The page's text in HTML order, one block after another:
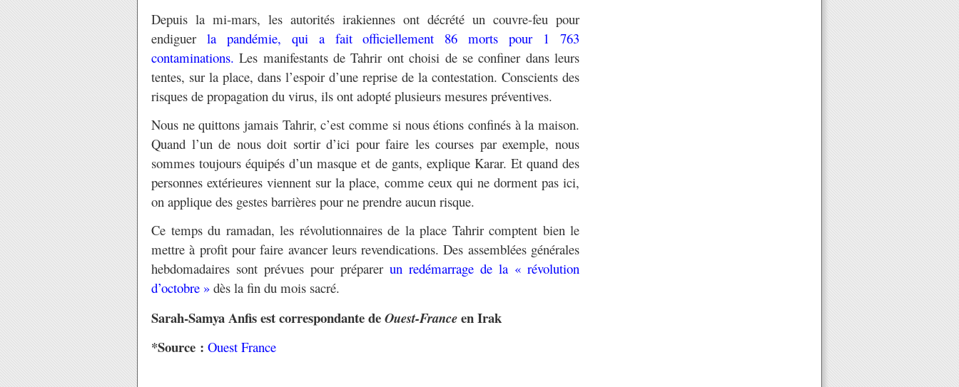
Depuis la mi-mars, les autorités irakiennes ont décrété un couvre-feu pour
endiguer la pandémie, qui a fait officiellement 86 morts pour 1 763
contaminations. Les manifestants de Tahrir ont choisi de se confiner dans leurs
tentes, sur la place, dans l’espoir d’une reprise de la contestation. Conscients des
risques de propagation du virus, ils ont adopté plusieurs mesures préventives.
Nous ne quittons jamais Tahrir, c’est comme si nous étions confinés à la maison.
Quand l’un de nous doit sortir d’ici pour faire les courses par exemple, nous
sommes toujours équipés d’un masque et de gants, explique Karar. Et quand des
personnes extérieures viennent sur la place, comme ceux qui ne dorment pas ici,
on applique des gestes barrières pour ne prendre aucun risque.
Ce temps du ramadan, les révolutionnaires de la place Tahrir comptent bien le
mettre à profit pour faire avancer leurs revendications. Des assemblées générales
hebdomadaires sont prévues pour préparer un redémarrage de la « révolution
d’octobre » dès la fin du mois sacré.
Sarah-Samya Anfis est correspondante deOuest-Franceen Irak
*Source : Ouest France